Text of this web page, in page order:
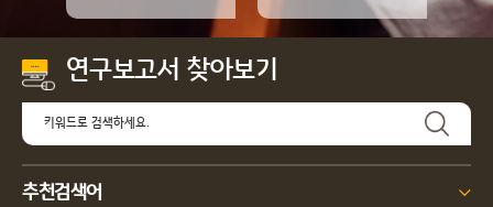
연구보고서 찾아보기
추천검색어